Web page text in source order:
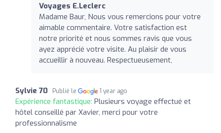
Voyages E.Leclerc
Madame Baur, Nous vous remercions pour votre
aimable commentaire. Votre satisfaction est
notre priorité et nous sommes ravis que vous
ayez apprécié votre visite. Au plaisir de vous
accueillir à nouveau. Respectueusement,
Sylvie 70 Publié le 1 year ago
Expérience fantastique: Plusieurs voyage effectué et
hôtel conseillé par Xavier, merci pour votre
professionnalisme